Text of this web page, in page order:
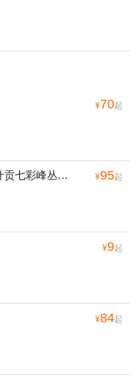
¥70起
贵德国家地质公园阿什贡七彩峰丛景区 (4A)¥95起
¥9起
¥84起